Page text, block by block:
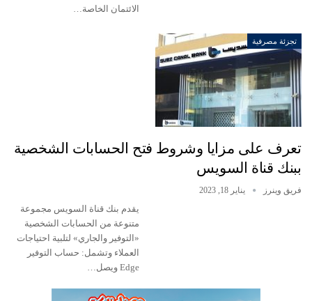
الائتمان الخاصة…
تجزئة مصرفية
تعرف على مزايا وشروط فتح الحسابات الشخصية
ببنك قناة السويس
فريق وينرز يناير 18, 2023
يقدم بنك قناة السويس مجموعة
متنوعة من الحسابات الشخصية
«التوفير والجاري» لتلبية احتياجات
العملاء وتشمل: حساب التوفير
Edge ويصل…